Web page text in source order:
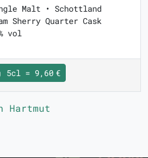
Malt • Schottland
Sherry Quarter Cask
vol
5cl = 9,60 €
Hartmut